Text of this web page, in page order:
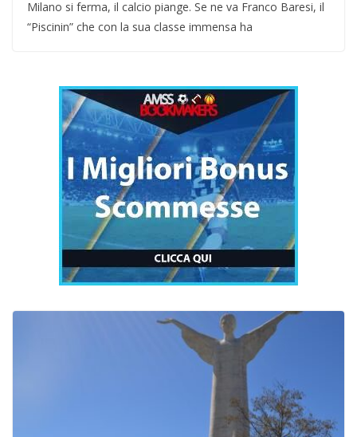
Milano si ferma, il calcio piange. Se ne va Franco Baresi, il
“Piscinin” che con la sua classe immensa ha